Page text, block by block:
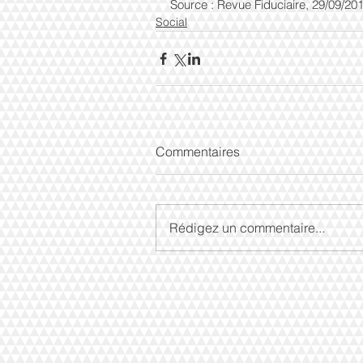
Source : Revue Fiduciaire, 29/09/
Social
Commentaires
Rédigez un commentaire...